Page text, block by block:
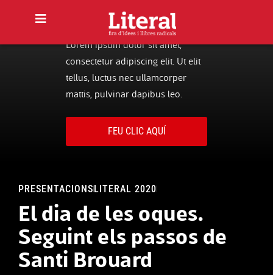
Lorem ipsum dolor sit amet,
consectetur adipiscing elit. Ut elit
tellus, luctus nec ullamcorper
mattis, pulvinar dapibus leo.
FEU CLIC AQUÍ
PRESENTACIONSLITERAL 2020
El dia de les oques.
Seguint els passos de
Santi Brouard